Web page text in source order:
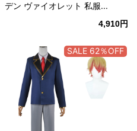
デン ヴァイオレット 私服...
4,910円
SALE 62％OFF